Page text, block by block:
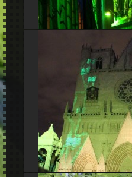
Forêt mystérieuse, Rue Royale